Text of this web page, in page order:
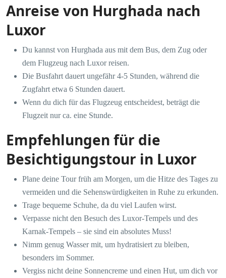
Anreise von Hurghada nach
Luxor
Du kannst von Hurghada aus mit dem Bus, dem Zug oder
dem Flugzeug nach Luxor reisen.
Die Busfahrt dauert ungefähr 4-5 Stunden, während die
Zugfahrt etwa 6 Stunden dauert.
Wenn du dich für das Flugzeug entscheidest, beträgt die
Flugzeit nur ca. eine Stunde.
Empfehlungen für die
Besichtigungstour in Luxor
Plane deine Tour früh am Morgen, um die Hitze des Tages zu
vermeiden und die Sehenswürdigkeiten in Ruhe zu erkunden.
Trage bequeme Schuhe, da du viel Laufen wirst.
Verpasse nicht den Besuch des Luxor-Tempels und des
Karnak-Tempels – sie sind ein absolutes Muss!
Nimm genug Wasser mit, um hydratisiert zu bleiben,
besonders im Sommer.
Vergiss nicht deine Sonnencreme und einen Hut, um dich vor